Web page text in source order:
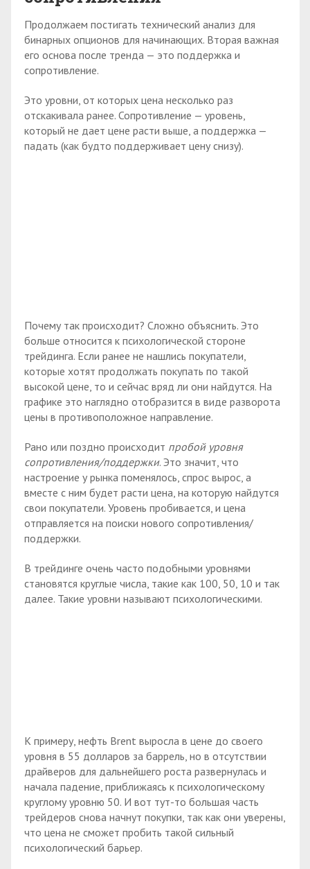
Продолжаем постигать технический анализ для
бинарных опционов для начинающих. Вторая важная
его основа после тренда — это поддержка и
сопротивление.
Это уровни, от которых цена несколько раз
отскакивала ранее. Сопротивление — уровень,
который не дает цене расти выше, а поддержка —
падать (как будто поддерживает цену снизу).
Почему так происходит? Сложно объяснить. Это
больше относится к психологической стороне
трейдинга. Если ранее не нашлись покупатели,
которые хотят продолжать покупать по такой
высокой цене, то и сейчас вряд ли они найдутся. На
графике это наглядно отобразится в виде разворота
цены в противоположное направление.
Рано или поздно происходит пробой уровня
сопротивления/поддержки. Это значит, что
настроение у рынка поменялось, спрос вырос, а
вместе с ним будет расти цена, на которую найдутся
свои покупатели. Уровень пробивается, и цена
отправляется на поиски нового сопротивления/
поддержки.
В трейдинге очень часто подобными уровнями
становятся круглые числа, такие как 100, 50, 10 и так
далее. Такие уровни называют психологическими.
К примеру, нефть Brent выросла в цене до своего
уровня в 55 долларов за баррель, но в отсутствии
драйверов для дальнейшего роста развернулась и
начала падение, приближаясь к психологическому
круглому уровню 50. И вот тут-то большая часть
трейдеров снова начнут покупки, так как они уверены,
что цена не сможет пробить такой сильный
психологический барьер.